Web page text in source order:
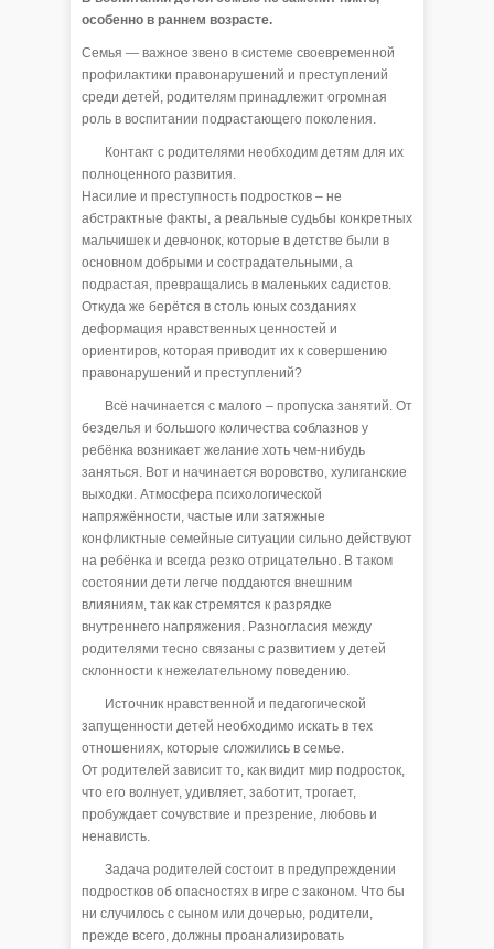
особенно в раннем возрасте.
Семья — важное звено в системе своевременной
профилактики правонарушений и преступлений
среди детей, родителям принадлежит огромная
роль в воспитании подрастающего поколения.
Контакт с родителями необходим детям для их
полноценного развития.
Насилие и преступность подростков – не
абстрактные факты, а реальные судьбы конкретных
мальчишек и девчонок, которые в детстве были в
основном добрыми и сострадательными, а
подрастая, превращались в маленьких садистов.
Откуда же берётся в столь юных созданиях
деформация нравственных ценностей и
ориентиров, которая приводит их к совершению
правонарушений и преступлений?
Всё начинается с малого – пропуска занятий. От
безделья и большого количества соблазнов у
ребёнка возникает желание хоть чем-нибудь
заняться. Вот и начинается воровство, хулиганские
выходки. Атмосфера психологической
напряжённости, частые или затяжные
конфликтные семейные ситуации сильно действуют
на ребёнка и всегда резко отрицательно. В таком
состоянии дети легче поддаются внешним
влияниям, так как стремятся к разрядке
внутреннего напряжения. Разногласия между
родителями тесно связаны с развитием у детей
склонности к нежелательному поведению.
Источник нравственной и педагогической
запущенности детей необходимо искать в тех
отношениях, которые сложились в семье.
От родителей зависит то, как видит мир подросток,
что его волнует, удивляет, заботит, трогает,
пробуждает сочувствие и презрение, любовь и
ненависть.
Задача родителей состоит в предупреждении
подростков об опасностях в игре с законом. Что бы
ни случилось с сыном или дочерью, родители,
прежде всего, должны проанализировать